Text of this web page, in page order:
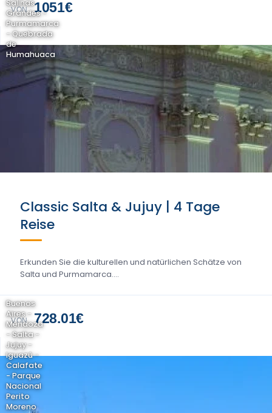
VON 1051€
Salinas
Grandes -
Purmamarca
- Quebrada
de
Humahuaca
Classic Salta & Jujuy | 4 Tage
Reise
Erkunden Sie die kulturellen und natürlichen Schätze von
Salta und Purmamarca....
VON 728.01€
Buenos
Aires -
Mendoza
- Salta -
Jujuy -
Iguazú -
Calafate
- Parque
Nacional
Perito
Moreno